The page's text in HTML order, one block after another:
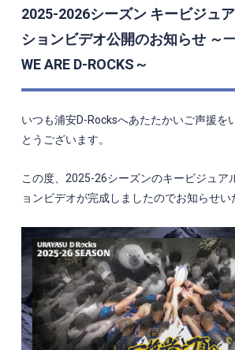
2025-2026シーズン キービジュ
ションビデオ公開のお知らせ ～
WE ARE D-ROCKS～
いつも浦安D-Rocksへあたたかいご声援を
とうございます。
この度、2025-26シーズンのキービジュア
ョンビデオが完成しましたのでお知らせい